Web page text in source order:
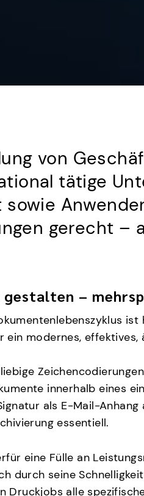
von
tätige
sowie
gerecht –
–
ein modernes,
innerhalb eines
als E-Mail-
essentiell.
eine Fülle an
durch seine
Druckjobs alle